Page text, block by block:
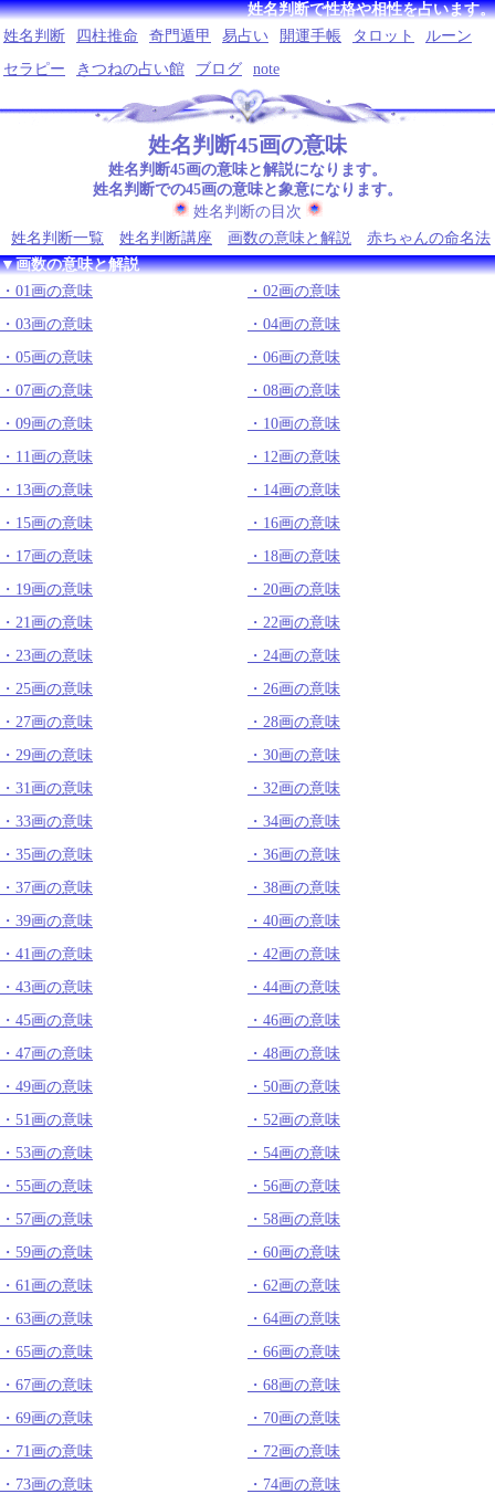
姓名判断で性格や相性を占います。
姓名判断
四柱推命 奇門遁甲 易占い 開運手帳 タロット
ルーン
セラピー
きつねの占い館 ブログ note
姓名判断45画の意味
姓名判断45画の意味と解説になります。
姓名判断での45画の意味と象意になります。
姓名判断の目次
姓名判断一覧
姓名判断講座 画数の意味と解説
赤ちゃんの命名法
▼画数の意味と解説
01画の意味
02画の意味
03画の意味
04画の意味
05画の意味
06画の意味
07画の意味
08画の意味
09画の意味
10画の意味
11画の意味
12画の意味
13画の意味
14画の意味
15画の意味
16画の意味
17画の意味
18画の意味
19画の意味
20画の意味
21画の意味
22画の意味
23画の意味
24画の意味
25画の意味
26画の意味
27画の意味
28画の意味
29画の意味
30画の意味
31画の意味
32画の意味
33画の意味
34画の意味
35画の意味
36画の意味
37画の意味
38画の意味
39画の意味
40画の意味
41画の意味
42画の意味
43画の意味
44画の意味
45画の意味
46画の意味
47画の意味
48画の意味
49画の意味
50画の意味
51画の意味
52画の意味
53画の意味
54画の意味
55画の意味
56画の意味
57画の意味
58画の意味
59画の意味
60画の意味
61画の意味
62画の意味
63画の意味
64画の意味
65画の意味
66画の意味
67画の意味
68画の意味
69画の意味
70画の意味
71画の意味
72画の意味
73画の意味
74画の意味